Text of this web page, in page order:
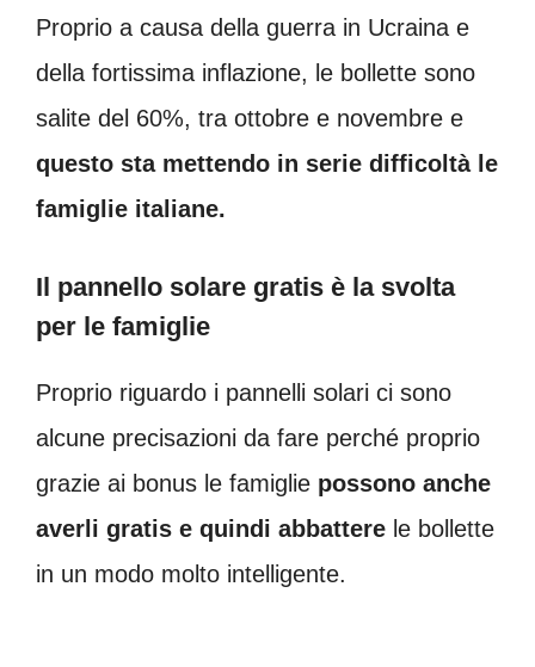
Proprio a causa della guerra in Ucraina e
della fortissima inflazione, le bollette sono
salite del 60%, tra ottobre e novembre e
questo sta mettendo in serie difficoltà le
famiglie italiane.
Il pannello solare gratis è la svolta
per le famiglie
Proprio riguardo i pannelli solari ci sono
alcune precisazioni da fare perché proprio
grazie ai bonus le famiglie possono anche
averli gratis e quindi abbattere le bollette
in un modo molto intelligente.